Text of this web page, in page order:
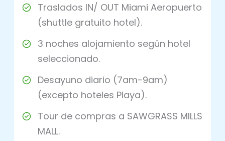
Traslados IN/ OUT Miami Aeropuerto
(shuttle gratuito hotel).
3 noches alojamiento según hotel
seleccionado.
Desayuno diario (7am-9am)
(excepto hoteles Playa).
Tour de compras a SAWGRASS MILLS
MALL.